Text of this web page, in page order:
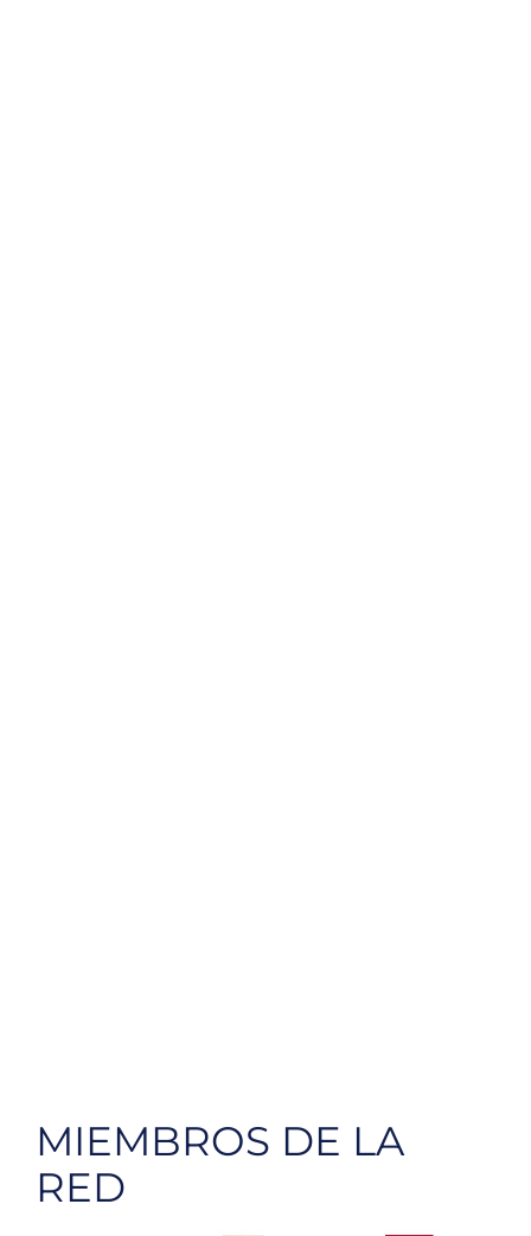
MIEMBROS DE LA
RED